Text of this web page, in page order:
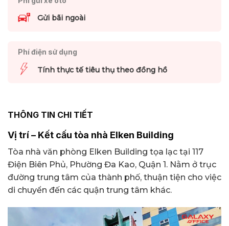
Gửi bãi ngoài
Phí điện sử dụng
Tính thực tế tiêu thụ theo đồng hồ
THÔNG TIN CHI TIẾT
Vị trí – Kết cấu tòa nhà Elken Building
Tòa nhà văn phòng Elken Building tọa lạc tại 117
Điện Biên Phủ, Phường Đa Kao, Quận 1. Nằm ở trục
đường trung tâm của thành phố, thuận tiện cho việc
di chuyển đến các quận trung tâm khác.